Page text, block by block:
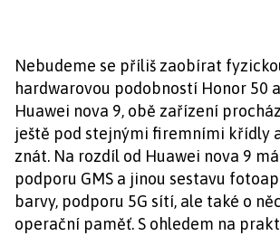
Nebudeme se příliš zaobírat
hardwarovou podobností Honor 50
Huawei nova 9, obě zařízení
ještě pod stejnými firemními křídly
znát. Na rozdíl od Huawei nova 9
podporu GMS a jinou sestavu
barvy, podporu 5G sítí, ale také o
operační paměť. S ohledem na